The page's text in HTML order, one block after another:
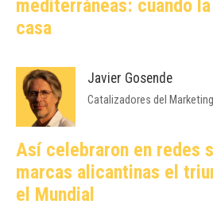
mediterráneas: cuando
casa
Javier Gosende
Catalizadores del
Así celebraron en redes
marcas alicantinas el
el Mundial